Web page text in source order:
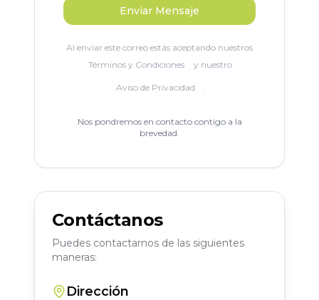
Enviar Mensaje
Al enviar este correo estás aceptando nuestros
Términos y Condiciones
y nuestro
Aviso de Privacidad .
Nos pondremos en contacto contigo a la
brevedad.
Contáctanos
Puedes contactarnos de las siguientes
maneras:
Dirección